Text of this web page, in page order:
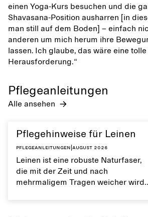
einen Yoga-Kurs besuchen und die
Shavasana-Position ausharren [in
man still auf dem Boden] – einfach
anderen um mich herum ihre
lassen. Ich glaube, das wäre eine tolle
Herausforderung.“
Pflegeanleitungen
Alle ansehen
Pflegehinweise für Leinen
Pflegeanleitungen August 2026
Leinen ist eine robuste Naturfaser,
die mit der Zeit und nach
mehrmaligem Tragen weicher wird.